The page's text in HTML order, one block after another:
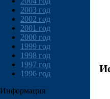
2003 год
2002 год
2001 год
2000 год
1999 год
1998 год
1997 год
1996 год
Информация